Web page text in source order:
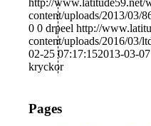
http://www.latitude59.net/
content/uploads/2013/03/
0 0 drpeel http://
content/uploads/2016/03/
02-25 07:17:152013-03-
kryckor
Pages